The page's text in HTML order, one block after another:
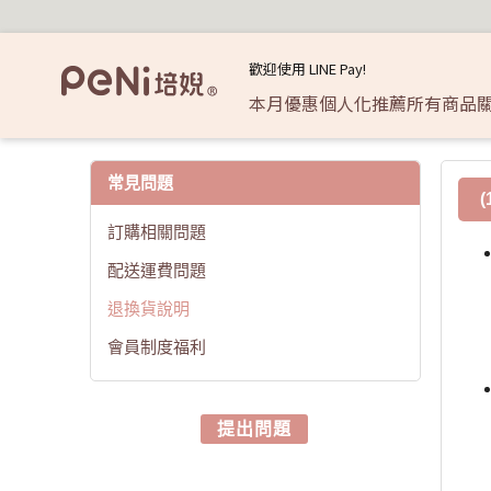
歡迎使用 LINE Pay!
本月優惠個人化推薦
各年齡層專區
大寶寶 🧒🏻
所有商品
無毒嬰幼兒寢具
嬰兒床寢系列 🛏️
防踢被 / 安心豆毯
隔尿墊 / 紗布包巾
寢具袋 / 購物收納袋
🛍️
居家安全防
防夾手防
兒童早教遊戲專區
常見問題
訂購相關問題
配送運費問題
退換貨說明
會員制度福利
提出問題